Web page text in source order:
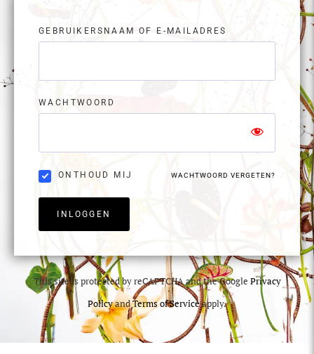
GEBRUIKERSNAAM OF E-MAILADRES
WACHTWOORD
ONTHOUD MIJ WACHTWOORD VERGETEN?
INLOGGEN
This site is protected by reCAPTCHA and the Google Privacy
PolicyandTerms of Serviceapply.